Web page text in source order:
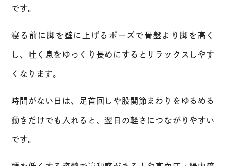
です。
寝る前に脚を壁に上げるポーズで骨盤より脚を高く
し、吐く息をゆっくり長めにするとリラックスしやす
くなります。
時間がない日は、足首回しや股関節まわりをゆるめる
動きだけでも入れると、翌日の軽さにつながりやすい
です。